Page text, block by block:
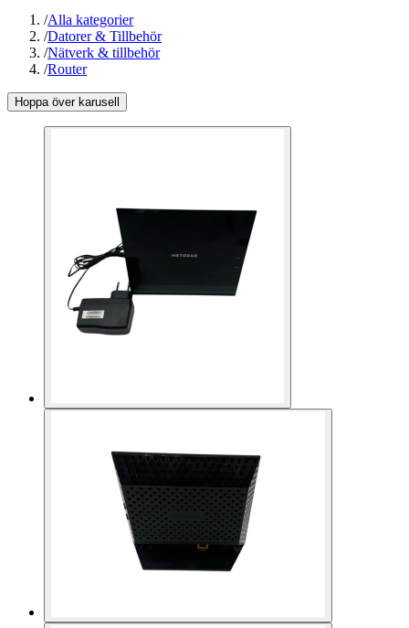
/Alla kategorier
/Datorer & Tillbehör
/Nätverk & tillbehör
/Router
Hoppa över karusell